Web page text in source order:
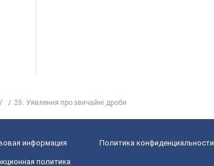
25. Уявлення про звичайні дроби
информация Политика конфиденциальности
политика